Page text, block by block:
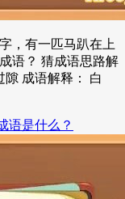
，有一匹马趴在上
语？ 猜成语思路解
隙 成语解释： 白
语是什么？